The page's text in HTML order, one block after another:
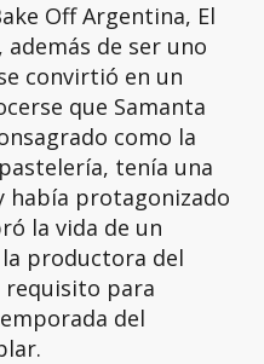
Off Argentina, El
de ser uno
convirtió en un
que Samanta
como la
tenía una
había protagonizado
la vida de un
productora del
requisito para
del